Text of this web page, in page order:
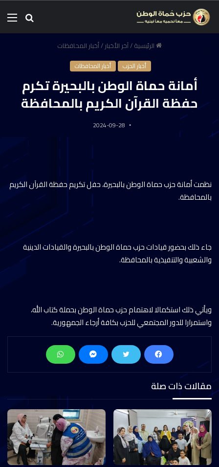
الرئيسية/آخر الأخبار/أخبار المحافظات
أخبار الحزب أخبار المحافظات
أمانة حماة الوطن بالبحيرة تكرم
حفظة القرآن الكريم بالمحافظة
2024-09-28
نظمت أمانة حزب حماة الوطن بالبحيرة، حفل تكريم حفظة القرآن الكريم
بالمحافظة.
جاء ذلك بحضور قيادات حزب حماة الوطن بالبحيرة والقيادات الدينية
والشعبية والتنفيذية بالمحافظة.
ويأتي ذلك استكمالا لاهتمام حزب حماة الوطن بحملة كتاب الله،
واستمرارا للدور المجتمعي للحزب بكافة أرجاء الجمهورية.
مقالات ذات صلة